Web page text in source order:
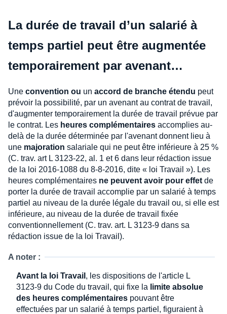
La durée de travail d’un salarié à
temps partiel peut être augmentée
temporairement par avenant…
Une convention ou un accord de branche étendu peut
prévoir la possibilité, par un avenant au contrat de travail,
d'augmenter temporairement la durée de travail prévue par
le contrat. Les heures complémentaires accomplies au-
delà de la durée déterminée par l'avenant donnent lieu à
une majoration salariale qui ne peut être inférieure à 25 %
(C. trav. art L 3123-22, al. 1 et 6 dans leur rédaction issue
de la loi 2016-1088 du 8-8-2016, dite « loi Travail »). Les
heures complémentaires ne peuvent avoir pour effet de
porter la durée de travail accomplie par un salarié à temps
partiel au niveau de la durée légale du travail ou, si elle est
inférieure, au niveau de la durée de travail fixée
conventionnellement (C. trav. art. L 3123-9 dans sa
rédaction issue de la loi Travail).
A noter :
Avant la loi Travail , les dispositions de l'article L
3123-9 du Code du travail, qui fixe la limite absolue
des heures complémentaires pouvant être
effectuées par un salarié à temps partiel, figuraient à